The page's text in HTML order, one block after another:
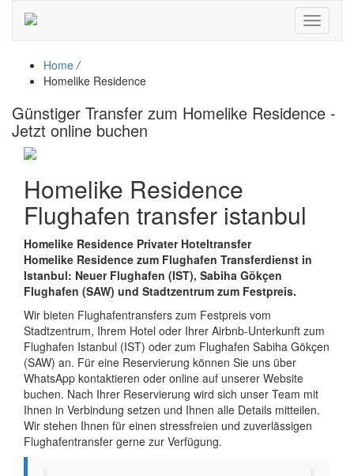
Toggle
Home /
Homelike Residence
Günstiger Transfer zum Homelike Residence -
Jetzt online buchen
Homelike Residence
Flughafen transfer istanbul
Homelike Residence Privater Hoteltransfer
Homelike Residence zum Flughafen Transferdienst in
Istanbul: Neuer Flughafen (IST), Sabiha Gökçen
Flughafen (SAW) und Stadtzentrum zum Festpreis.
Wir bieten Flughafentransfers zum Festpreis vom
Stadtzentrum, Ihrem Hotel oder Ihrer Airbnb-Unterkunft zum
Flughafen Istanbul (IST) oder zum Flughafen Sabiha Gökçen
(SAW) an. Für eine Reservierung können Sie uns über
WhatsApp kontaktieren oder online auf unserer Website
buchen. Nach Ihrer Reservierung wird sich unser Team mit
Ihnen in Verbindung setzen und Ihnen alle Details mitteilen.
Wir stehen Ihnen für einen stressfreien und zuverlässigen
Flughafentransfer gerne zur Verfügung.